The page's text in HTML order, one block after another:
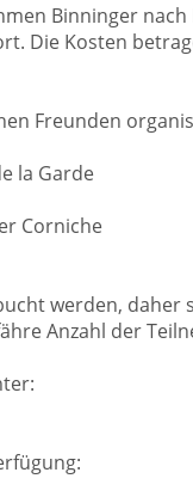
Binninger
Die Kosten
Freunden
la Garde
Corniche
werden,
Anzahl der